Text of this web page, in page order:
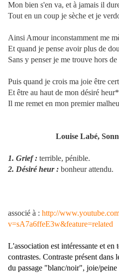
Mon bien s'en va, et à jamais il
Tout en un coup je sèche et je
Ainsi Amour inconstamment me
Et quand je pense avoir plus de
Sans y penser je me trouve hors de
Puis quand je crois ma joie être
Et être au haut de mon désiré
Il me remet en mon premier
Louise Labé,
1. Grief : terrible, pénible.
2. Désiré heur : bonheur attendu.
associé à : http://
v=sA7a6ffeE3w&feature=related
L'association est intéressante et en
contrastes. Contraste présent
du passage "blanc/noir", joie/